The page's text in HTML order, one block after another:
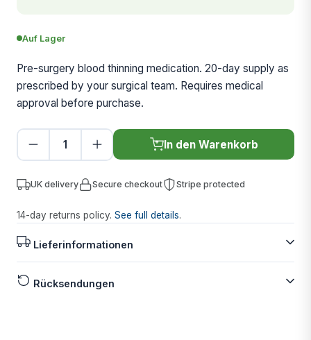
Auf Lager
Pre-surgery blood thinning medication. 20-day supply as
prescribed by your surgical team. Requires medical
approval before purchase.
In den Warenkorb
UK delivery Secure checkout Stripe protected
14-day returns policy. See full details.
Lieferinformationen
Rücksendungen